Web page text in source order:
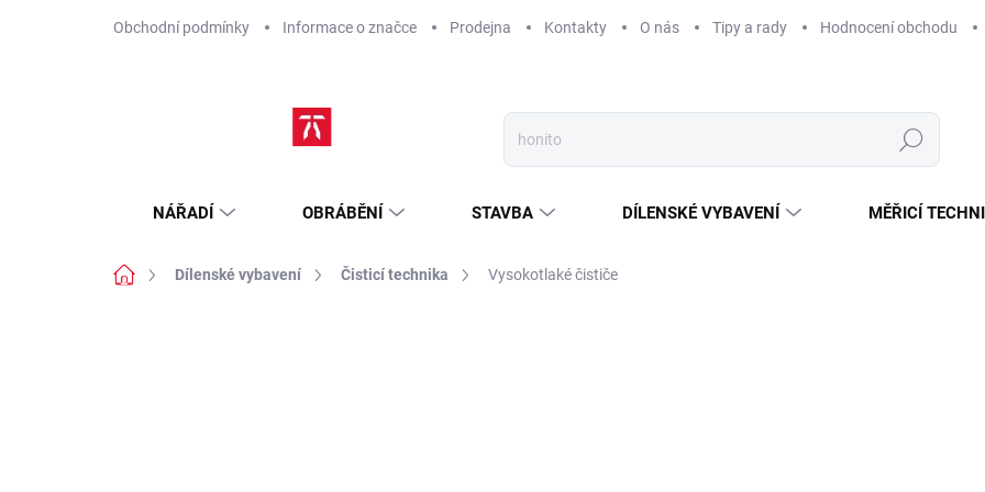
Obchodní podmínky Informace o značce Prodejna Kontakty O nás Tipy a rady Hodnocení obchodu
Hledat
NÁŘADÍ OBRÁBĚNÍ STAVBA DÍLENSKÉ VYBAVENÍ MĚŘICÍ
Domů Dílenské vybavení Čisticí technika Vysokotlaké čističe